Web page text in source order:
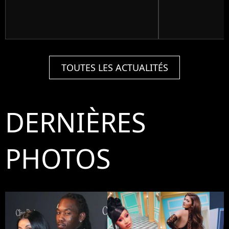
TOUTES LES ACTUALITÉS
DERNIÈRES
PHOTOS